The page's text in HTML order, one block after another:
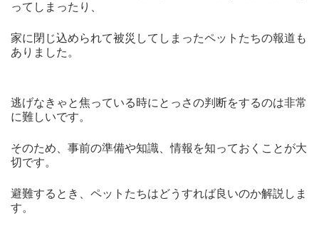
ってしまったり、
家に閉じ込められて被災してしまったペットたちの報道も
ありました。
逃げなきゃと焦っている時にとっさの判断をするのは非常
に難しいです。
そのため、事前の準備や知識、情報を知っておくことが大
切です。
避難するとき、ペットたちはどうすれば良いのか解説しま
す。